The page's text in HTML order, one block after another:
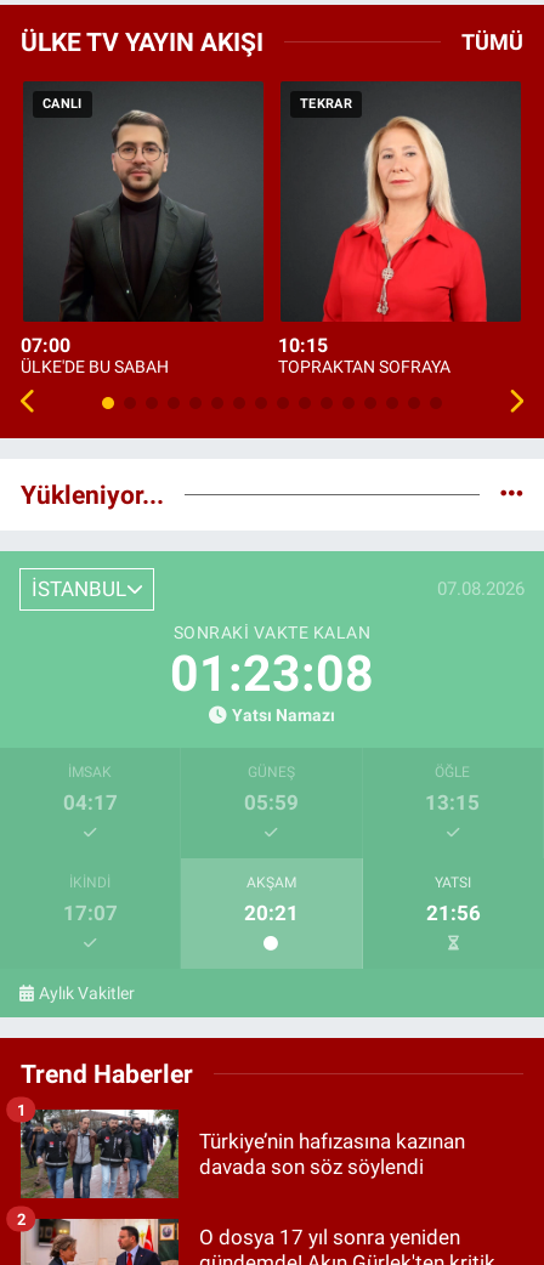
ÜLKE TV YAYIN AKIŞI TÜMÜ
CANLI
07:00
ÜLKE'DE BU SABAH
TEKRAR
10:15
TOPRAKTAN SOFRAYA
Yükleniyor...
İSTANBUL 07.08.2026
SONRAKI VAKTE KALAN
01:23:08
Yatsı Namazı
İMSAK
04:17
GÜNEŞ
05:59
ÖĞLE
13:15
İKINDI
17:07
AKŞAM
20:21
YATSI
21:56
Aylık Vakitler
Trend Haberler
Türkiye’nin hafızasına kazınan
davada son söz söylendi
1
O dosya 17 yıl sonra yeniden
2